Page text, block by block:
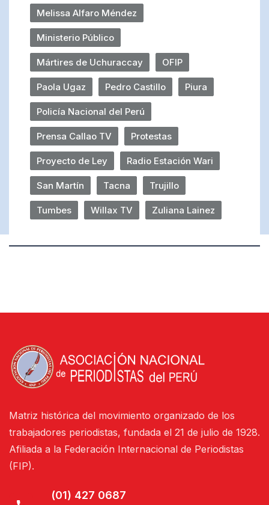
Melissa Alfaro Méndez
Ministerio Público
Mártires de Uchuraccay OFIP
Paola Ugaz Pedro Castillo Piura
Policía Nacional del Perú
Prensa Callao TV Protestas
Proyecto de Ley Radio Estación Wari
San Martín Tacna Trujillo
Tumbes Willax TV Zuliana Lainez
Matriz histórica del movimiento organizado de los
trabajadores periodistas, fundada el 21 de julio de 1928.
Afiliada a la Federación Internacional de Periodistas
(FIP).
(01) 427 0687